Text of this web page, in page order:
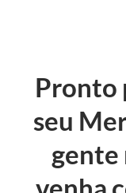
Pronto
seu
gente